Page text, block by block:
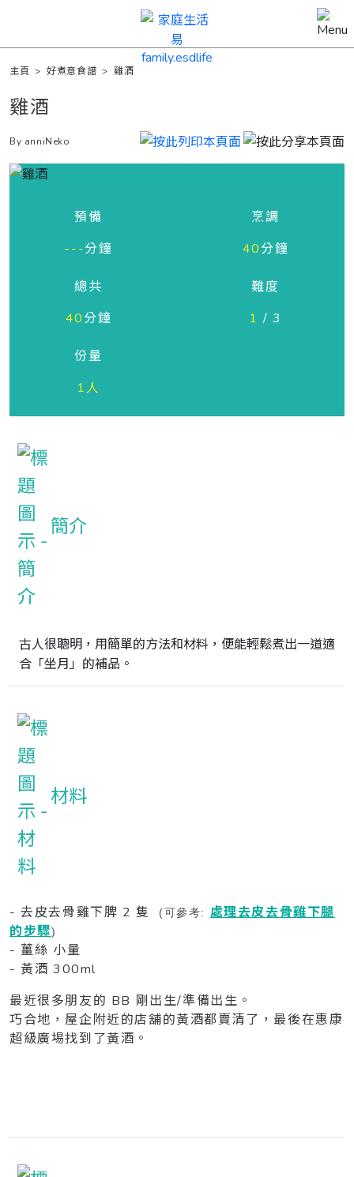
主頁 >好煮意食譜 >雞酒
雞酒
By anniNeko
預備
---分鐘
烹調
40分鐘
總共
40分鐘
難度
1 / 3
份量
1人
簡介
古人很聰明，用簡單的方法和材料，便能輕鬆煮出一道適
合「坐月」的補品。
材料
- 去皮去骨雞下脾 2 隻 (可參考: 處理去皮去骨雞下腿
的步驟)
- 薑絲 小量
- 黃酒 300ml
最近很多朋友的 BB 剛出生/準備出生。
巧合地，屋企附近的店舖的黃酒都賣清了，最後在惠康
超級廣埸找到了黃酒。